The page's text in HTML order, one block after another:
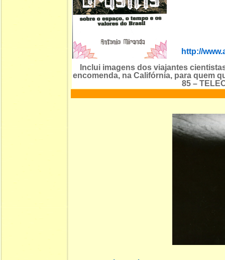
http://
Inclui imagens dos viajantes
encomenda, na Califórnia, para quem
85 –